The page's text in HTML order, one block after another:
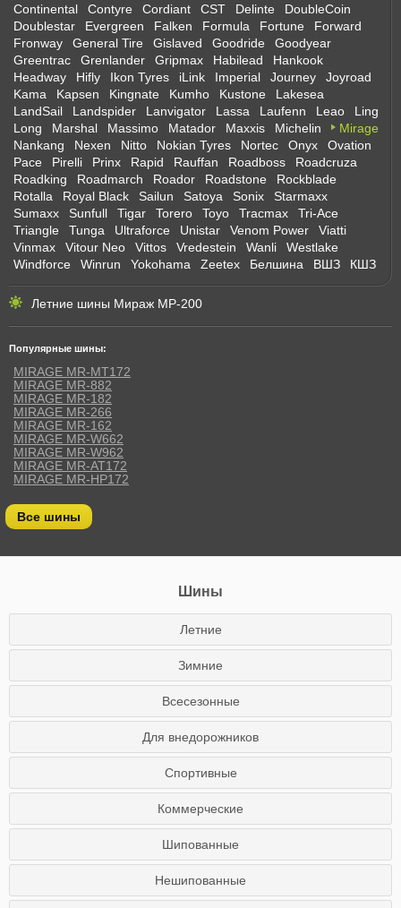
Continental Contyre Cordiant CST Delinte
DoubleCoin
Doublestar
Evergreen Falken Formula Fortune
Forward
Fronway
General Tire Gislaved Goodride
Goodyear
Greentrac
Grenlander Gripmax Habilead
Hankook
Headway
Hifly Ikon Tyres iLink Imperial Journey
Joyroad
Kama
Kapsen Kingnate Kumho Kustone
Lakesea
LandSail
Landspider Lanvigator Lassa Laufenn Leao
Ling
Long
Marshal Massimo Matador Maxxis Michelin
Mirage
Nankang
Nexen Nitto Nokian Tyres Nortec Onyx
Ovation
Pace
Pirelli Prinx Rapid Rauffan Roadboss
Roadcruza
Roadking
Roadmarch Roador Roadstone
Rockblade
Rotalla
Royal Black Sailun Satoya Sonix
Starmaxx
Sumaxx
Sunfull Tigar Torero Toyo Tracmax
Tri-Ace
Triangle
Tunga Ultraforce Unistar Venom Power
Viatti
Vinmax
Vitour Neo Vittos Vredestein Wanli
Westlake
Windforce
Winrun Yokohama Zeetex Белшина ВШЗ КШЗ
Летние шины Мираж МР-200
Популярные шины:
MIRAGE MR-MT172
MIRAGE MR-882
MIRAGE MR-182
MIRAGE MR-266
MIRAGE MR-162
MIRAGE MR-W662
MIRAGE MR-W962
MIRAGE MR-AT172
MIRAGE MR-HP172
Все шины
Шины
Летние
Зимние
Всесезонные
Для внедорожников
Спортивные
Коммерческие
Шипованные
Нешипованные